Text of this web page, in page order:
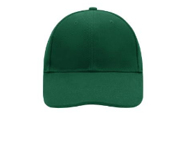
Sie möchten
privaten
Hier